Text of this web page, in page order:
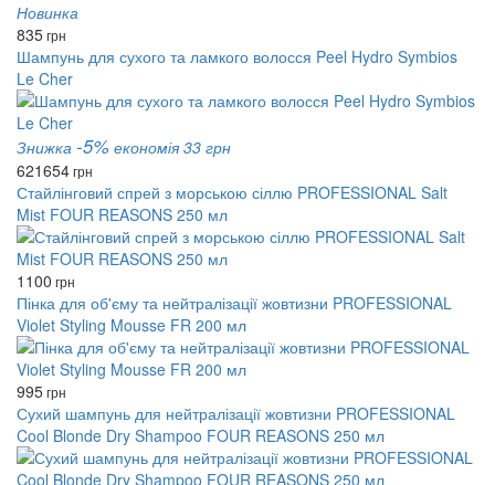
Новинка
835грн
Шампунь для сухого та ламкого волосся Peel Hydro Symbios
Le Cher
Знижка -5% економія 33 грн
621654грн
Стайлінговий спрей з морською сіллю PROFESSIONAL Salt
Mist FOUR REASONS 250 мл
1100 грн
Пінка для об'єму та нейтралізації жовтизни PROFESSIONAL
Violet Styling Mousse FR 200 мл
995грн
Сухий шампунь для нейтралізації жовтизни PROFESSIONAL
Cool Blonde Dry Shampoo FOUR REASONS 250 мл